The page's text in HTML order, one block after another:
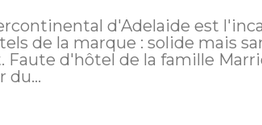
d'Adelaide est
de la marque : solide mais
du...